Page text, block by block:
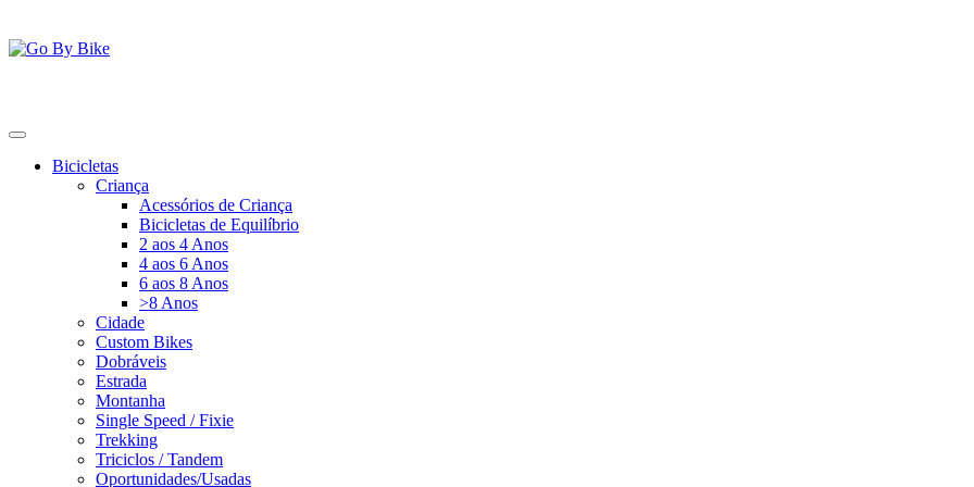
para
o
Bicicletas
Criança
Acessórios de Criança
Bicicletas de Equilíbrio
2 aos 4 Anos
4 aos 6 Anos
6 aos 8 Anos
>8 Anos
Cidade
Custom Bikes
Dobráveis
Estrada
Montanha
Single Speed / Fixie
Trekking
Triciclos / Tandem
Oportunidades/Usadas